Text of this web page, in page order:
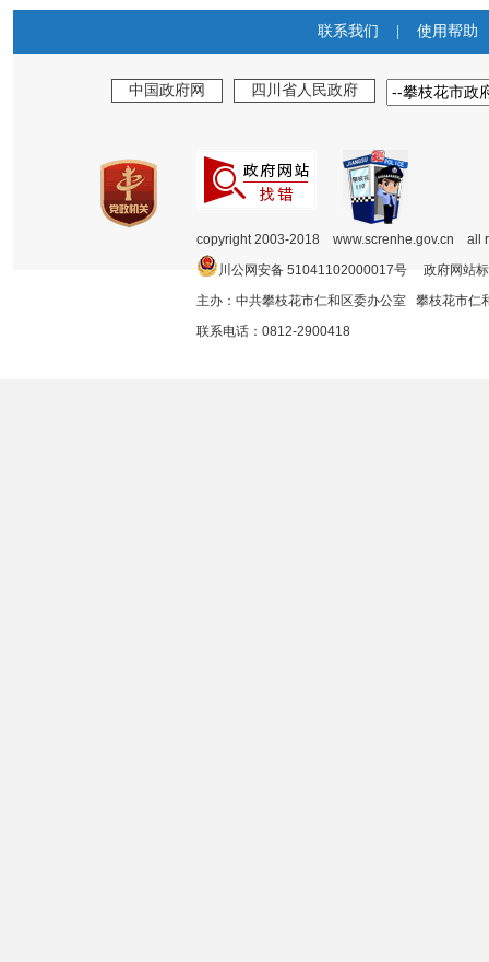
联系我们 使用帮助
中国政府网 四川省人民政府
copyright 2003-2018 www.screnhe.gov.cn
川公网安备 51041102000017号 政府网站
主办：中共攀枝花市仁和区委办公室 攀枝花市
联系电话：0812-2900418